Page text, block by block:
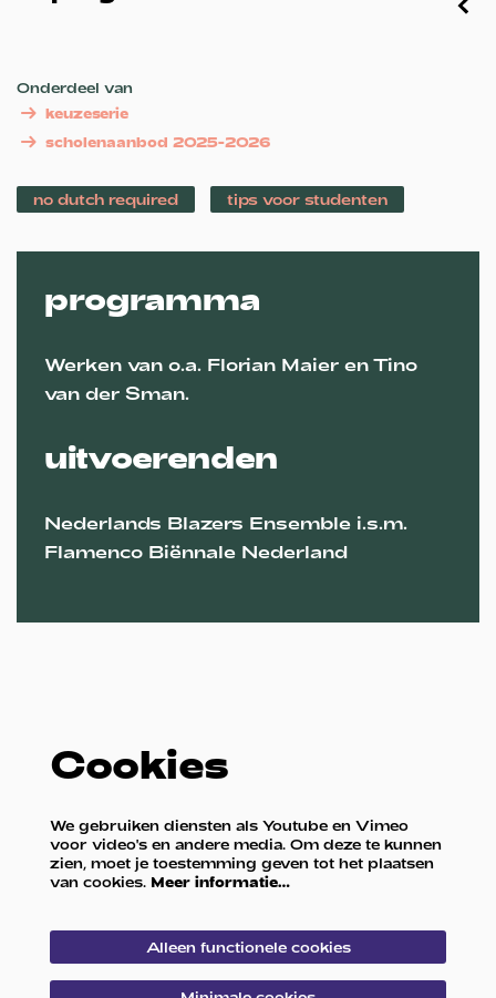
Onderdeel van
keuzeserie
scholenaanbod 2025-2026
no dutch required tips voor studenten
programma
Werken van o.a. Florian Maier en Tino
van der Sman.
uitvoerenden
Nederlands Blazers Ensemble i.s.m.
Flamenco Biënnale Nederland
Cookies
We gebruiken diensten als Youtube en Vimeo
voor video's en andere media. Om deze te kunnen
zien, moet je toestemming geven tot het plaatsen
van cookies. Meer informatie…
Alleen functionele cookies